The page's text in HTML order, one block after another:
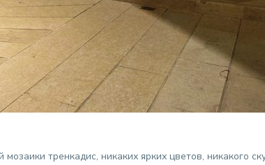
тренкадис, никаких ярких цветов, никакого